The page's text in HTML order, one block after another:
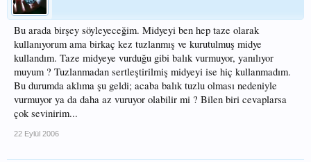
Bu arada birşey söyleyeceğim. Midyeyi ben hep taze olarak
kullanıyorum ama birkaç kez tuzlanmış ve kurutulmuş midye
kullandım. Taze midyeye vurduğu gibi balık vurmuyor, yanılıyor
muyum ? Tuzlanmadan sertleştirilmiş midyeyi ise hiç kullanmadım.
Bu durumda aklıma şu geldi; acaba balık tuzlu olması nedeniyle
vurmuyor ya da daha az vuruyor olabilir mi ? Bilen biri cevaplarsa
çok sevinirim...
22 Eylül 2006